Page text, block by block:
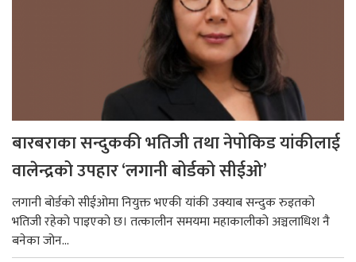
बारबराका सन्दुककी भतिजी तथा नेपोकिड यांकीलाई
वालेन्द्रको उपहार ‘लगानी बोर्डको सीईओ’
लगानी बोर्डको सीईओमा नियुक्त भएकी यांकी उक्याब सन्दुक रुइतको
भतिजी रहेको पाइएको छ। तत्कालीन समयमा महाकालीको अञ्चलाधिश नै
बनेका जोन...